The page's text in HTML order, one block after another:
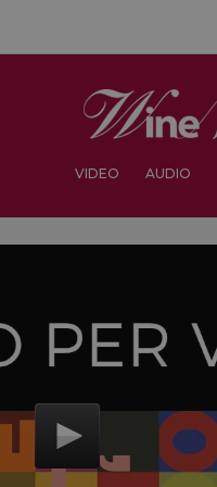
VIDEO AUDIO